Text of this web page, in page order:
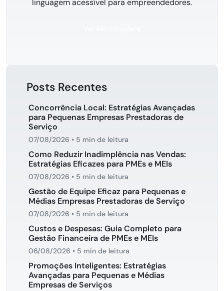
linguagem acessível para empreendedores.
Posts Recentes
Concorrência Local: Estratégias Avançadas
para Pequenas Empresas Prestadoras de
Serviço
07/08/2026 • 5 min de leitura
Como Reduzir Inadimplência nas Vendas:
Estratégias Eficazes para PMEs e MEIs
07/08/2026 • 5 min de leitura
Gestão de Equipe Eficaz para Pequenas e
Médias Empresas Prestadoras de Serviço
07/08/2026 • 5 min de leitura
Custos e Despesas: Guia Completo para
Gestão Financeira de PMEs e MEIs
06/08/2026 • 5 min de leitura
Promoções Inteligentes: Estratégias
Avançadas para Pequenas e Médias
Empresas de Serviços